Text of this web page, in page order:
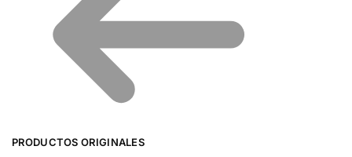
PRODUCTOS ORIGINALES